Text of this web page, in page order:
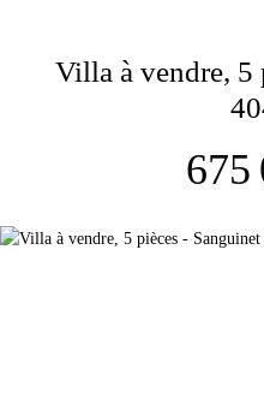
Estimation
Villa à vendre, 5
675